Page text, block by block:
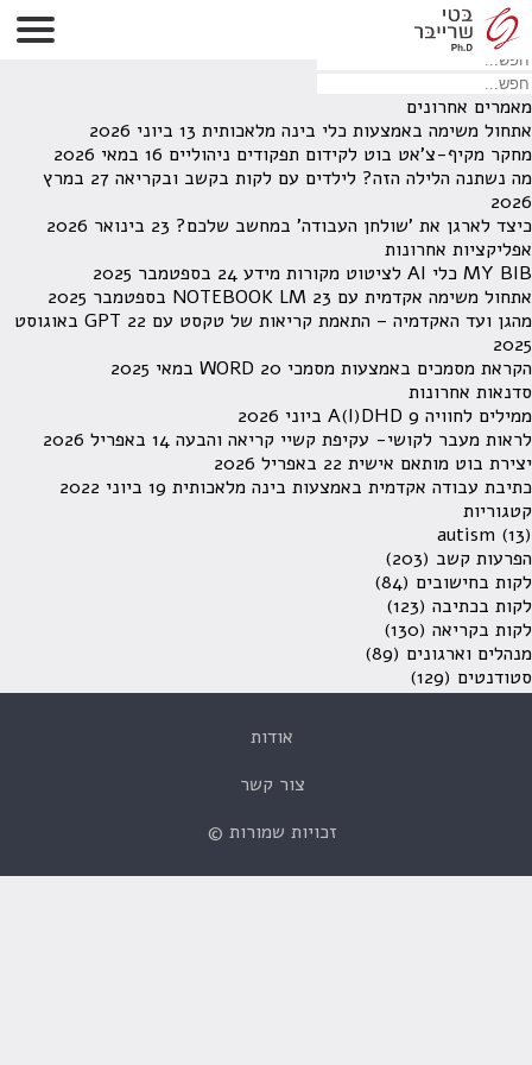
לא נמצאו תוצאות תחת קטגוריה זו.
מחפש משהו מסויים? השתמש בחיפוש
מאמרים אחרונים
אתחול משימה באמצעות כלי בינה מלאכותית 13 ביוני 2026
מחקר מקיף-צ'אט בוט לקידום תפקודים ניהוליים 16 במאי 2026
מה נשתנה הלילה הזה? לילדים עם לקות בקשב ובקריאה
27 במרץ
2026
כיצד לארגן את 'שולחן העבודה' במחשב שלכם? 23 בינואר 2026
אפליקציות אחרונות
MY BIB כלי AI לציטוט מקורות מידע
24 בספטמבר 2025
אתחול משימה אקדמית עם NOTEBOOK LM 23 בספטמבר 2025
מהגן ועד האקדמיה – התאמת קריאות של טקסט עם GPT
22 באוגוסט
2025
הקראת מסמכים באמצעות מסמכי WORD 20 במאי 2025
סדנאות אחרונות
ממילים לחוויה A(I)DHD 9 ביוני 2026
לראות מעבר לקושי- עקיפת קשיי קריאה והבעה 14 באפריל 2026
יצירת בוט מותאם אישית 22 באפריל 2026
כתיבת עבודה אקדמית באמצעות בינה מלאכותית 19 ביוני 2022
קטגוריות
autism (13)
הפרעות קשב (203)
לקות בחישובים (84)
לקות בכתיבה (123)
לקות בקריאה (130)
מנהלים וארגונים (89)
סטודנטים (129)
אודות
צור קשר
זכויות שמורות ©